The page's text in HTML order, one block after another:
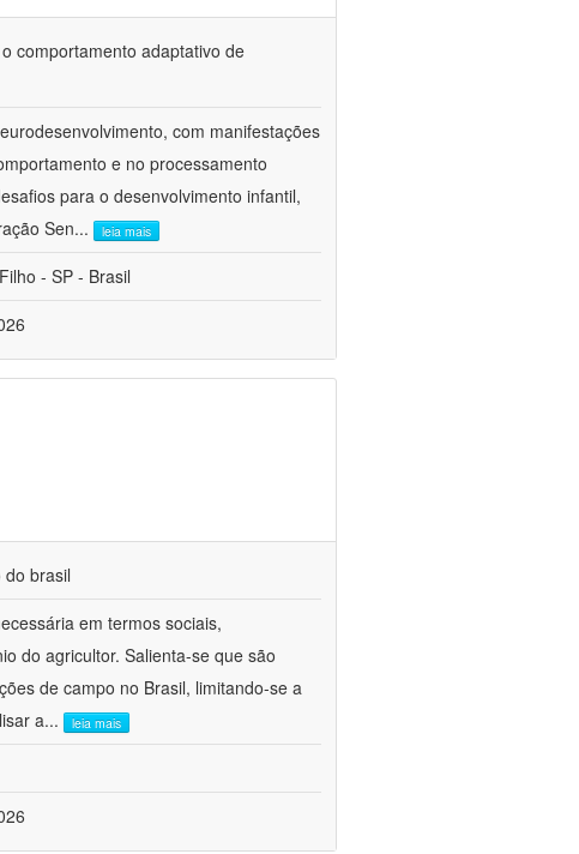
comportamento adaptativo de
com manifestações
e no processamento
para o desenvolvimento infantil,
Sen... leia mais
- SP - Brasil
brasil
em termos sociais,
do agricultor. Salienta-se que são
de campo no Brasil, limitando-se a
a... leia mais